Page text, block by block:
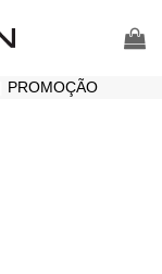
PROMOÇÃO